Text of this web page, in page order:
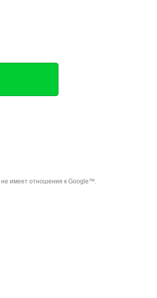
не имеет отношения к Google™.